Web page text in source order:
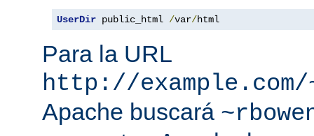
UserDir public_html /var/html
Para la URL
http://
Apache buscará